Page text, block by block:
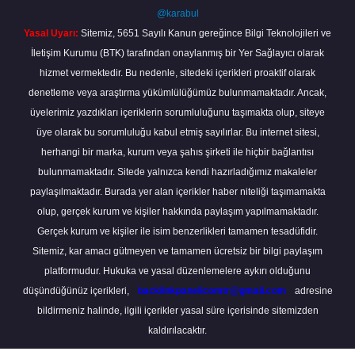
@karabul
Yasal Uyarı: Sitemiz, 5651 Sayılı Kanun gereğince Bilgi Teknolojileri ve
İletişim Kurumu (BTK) tarafından onaylanmış bir Yer Sağlayıcı olarak
hizmet vermektedir. Bu nedenle, sitedeki içerikleri proaktif olarak
denetleme veya araştırma yükümlülüğümüz bulunmamaktadır. Ancak,
üyelerimiz yazdıkları içeriklerin sorumluluğunu taşımakta olup, siteye
üye olarak bu sorumluluğu kabul etmiş sayılırlar. Bu internet sitesi,
herhangi bir marka, kurum veya şahıs şirketi ile hiçbir bağlantısı
bulunmamaktadır. Sitede yalnızca kendi hazırladığımız makaleler
paylaşılmaktadır. Burada yer alan içerikler haber niteliği taşımamakta
olup, gerçek kurum ve kişiler hakkında paylaşım yapılmamaktadır.
Gerçek kurum ve kişiler ile isim benzerlikleri tamamen tesadüfidir.
Sitemiz, kar amacı gütmeyen ve tamamen ücretsiz bir bilgi paylaşım
platformudur. Hukuka ve yasal düzenlemelere aykırı olduğunu
düşündüğünüz içerikleri,
backlinkpanelicomtr@gmail.com
adresine
bildirmeniz halinde, ilgili içerikler yasal süre içerisinde sitemizden
kaldırılacaktır.